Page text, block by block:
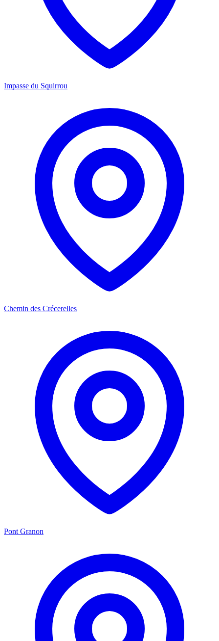
Impasse du Squirrou
Chemin des Crécerelles
Pont Granon